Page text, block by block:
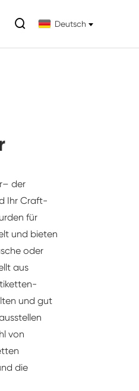
 Deutsch
– der
Ihr Craft-
für
und bieten
oder
aus
und gut
von
die